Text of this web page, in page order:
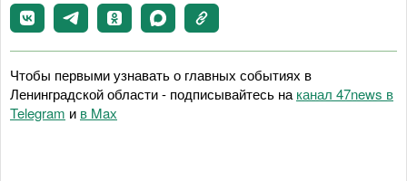
Чтобы первыми узнавать о главных событиях в
Ленинградской области - подписывайтесь на канал 47news в
Telegram и в Maх